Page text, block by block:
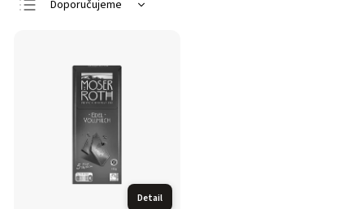
Doporučujeme
Nejprodávanější
Abecedně
Detail